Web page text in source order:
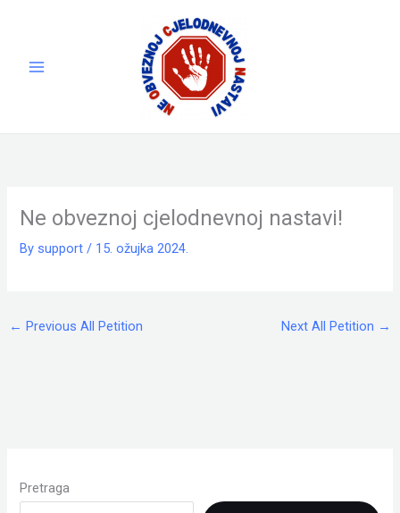
Ne obveznoj cjelodnevnoj nastavi!
By support/ 15. ožujka 2024.
← Previous All Petition Next All Petition →
Pretraga